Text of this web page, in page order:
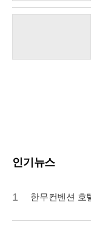
인기뉴스
1 한무컨벤션 호